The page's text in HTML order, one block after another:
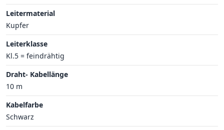
Leitermaterial
Kupfer
Leiterklasse
Kl.5 = feindrähtig
Draht- Kabellänge
10 m
Kabelfarbe
Schwarz